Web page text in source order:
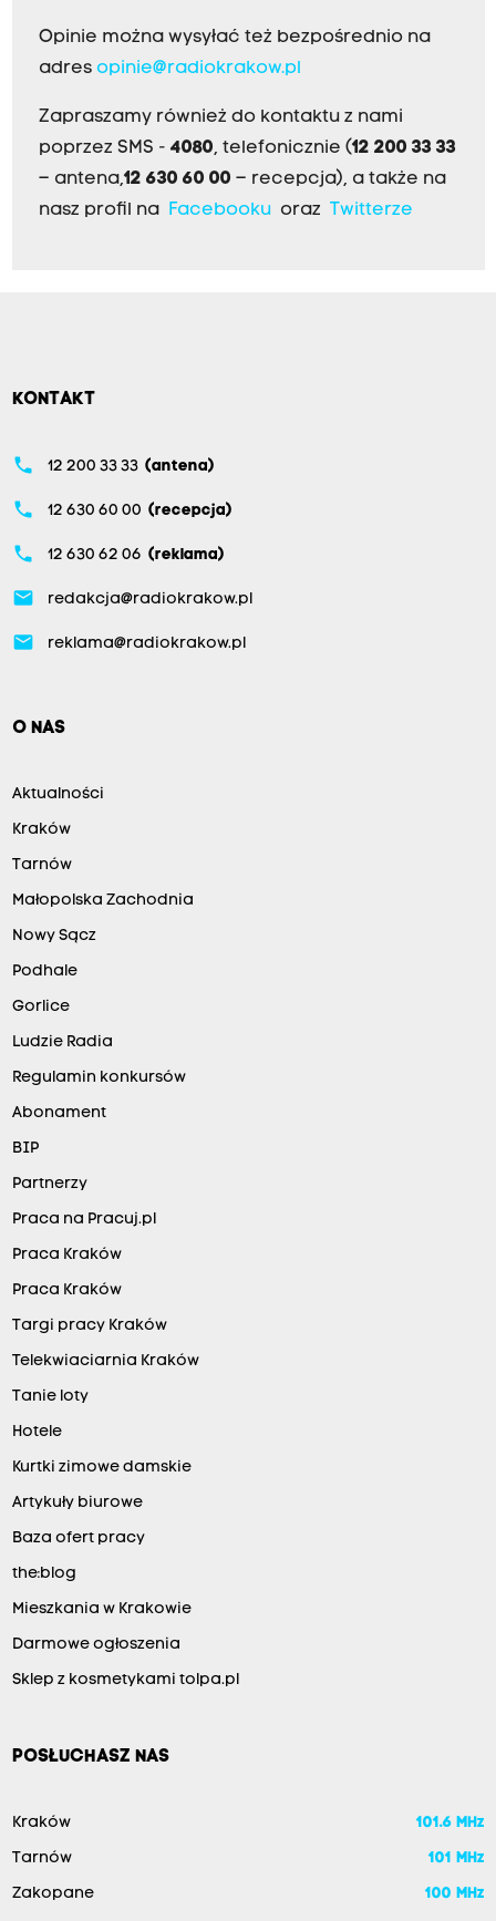
Opinie można wysyłać też bezpośrednio na
adres opinie@radiokrakow.pl
Zapraszamy również do kontaktu z nami
poprzez SMS - 4080, telefonicznie (12 200 33 33
– antena,12 630 60 00 – recepcja), a także na
nasz profil na
Facebookuoraz Twitterze
KONTAKT
phone 12 200 33 33 (antena)
phone 12 630 60 00 (recepcja)
phone 12 630 62 06 (reklama)
email redakcja@radiokrakow.pl
email reklama@radiokrakow.pl
O NAS
Aktualności
Kraków
Tarnów
Małopolska Zachodnia
Nowy Sącz
Podhale
Gorlice
Ludzie Radia
Regulamin konkursów
Abonament
BIP
Partnerzy
Praca na Pracuj.pl
Praca Kraków
Praca Kraków
Targi pracy Kraków
Telekwiaciarnia Kraków
Tanie loty
Hotele
Kurtki zimowe damskie
Artykuły biurowe
Baza ofert pracy
the:blog
Mieszkania w Krakowie
Darmowe ogłoszenia
Sklep z kosmetykami tolpa.pl
POSŁUCHASZ NAS
Kraków 101.6 MHz
Tarnów 101 MHz
Zakopane 100 MHz